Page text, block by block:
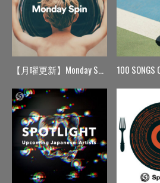
【月曜更新】Monday Spin 100 SONGS